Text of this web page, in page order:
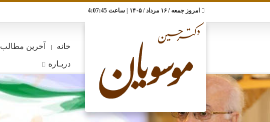
امروز جمعه / ۱۶ مرداد / ۱۴۰۵ | ساعت 4:07:46 تلگراماینستاگرام
تویتر
خانه آخرین مطالب
دربـاره